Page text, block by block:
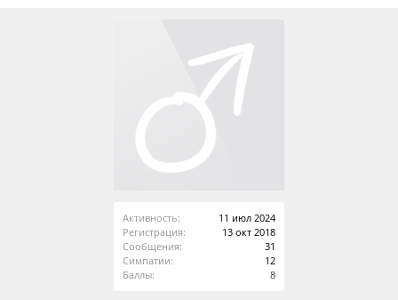
Активность:
11 июл 2024
Регистрация:
13 окт 2018
Сообщения:
31
Симпатии:
12
Баллы:
8